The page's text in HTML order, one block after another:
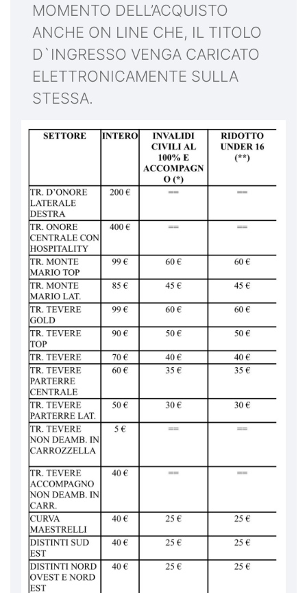
MOMENTO DELL’ACQUISTO
ANCHE ON LINE CHE, IL TITOLO
D`INGRESSO VENGA CARICATO
ELETTRONICAMENTE SULLA
STESSA.